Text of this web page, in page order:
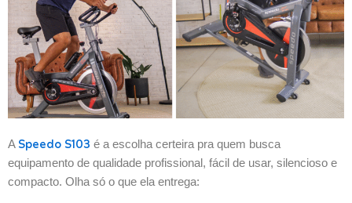
A Speedo S103 é a escolha certeira pra quem busca
equipamento de qualidade profissional, fácil de usar, silencioso e
compacto. Olha só o que ela entrega: